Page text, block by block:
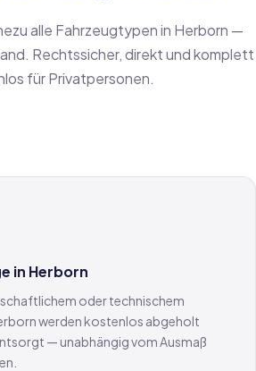
alle Fahrzeugtypen in Herborn —
Rechtssicher, direkt und komplett
für Privatpersonen.
in Herborn
oder technischem
werden kostenlos abgeholt
— unabhängig vom Ausmaß